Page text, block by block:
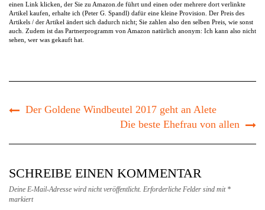
einen Link klicken, der Sie zu Amazon.de führt und einen oder mehrere dort verlinkte
Artikel kaufen, erhalte ich (Peter G. Spandl) dafür eine kleine Provision. Der Preis des
Artikels / der Artikel ändert sich dadurch nicht; Sie zahlen also den selben Preis, wie sonst
auch. Zudem ist das Partnerprogramm von Amazon natürlich anonym: Ich kann also nicht
sehen, wer was gekauft hat.
Der Goldene Windbeutel 2017 geht an Alete
Die beste Ehefrau von allen
SCHREIBE EINEN KOMMENTAR
Deine E-Mail-Adresse wird nicht veröffentlicht. Erforderliche Felder sind mit *
markiert